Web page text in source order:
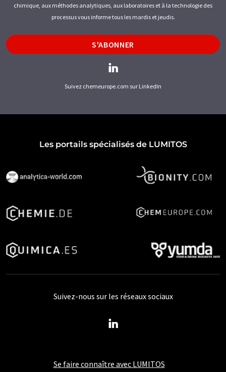
chimique, aux méthodes analytiques, aux laboratoires et à la technologie des
processus vous informe tous les mardis et jeudis.
S'ABONNER
Suivez chemeurope.com sur LinkedIn
Les portails spécialisés de LUMITOS
Se faire connaître avec LUMITOS
Suivez-nous sur les réseaux sociaux